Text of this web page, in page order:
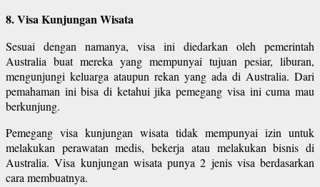
8. Visa Kunjungan Wisata
Sesuai dengan namanya, visa ini diedarkan oleh pemerintah
Australia buat mereka yang mempunyai tujuan pesiar, liburan,
mengunjungi keluarga ataupun rekan yang ada di Australia. Dari
pemahaman ini bisa di ketahui jika pemegang visa ini cuma mau
berkunjung.
Pemegang visa kunjungan wisata tidak mempunyai izin untuk
melakukan perawatan medis, bekerja atau melakukan bisnis di
Australia. Visa kunjungan wisata punya 2 jenis visa berdasarkan
cara membuatnya.